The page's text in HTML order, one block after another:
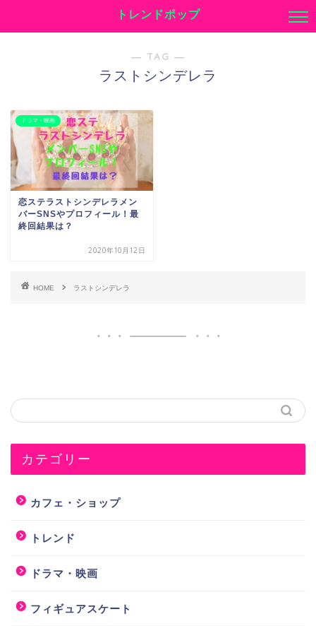
トレンドポップ
― TAG ―
ラストシンデレラ
ドラマ・映画
恋ステラストシンデレラメン
バーSNSやプロフィール！最
終回結果は？
2020年10月12日
HOME ラストシンデレラ
カテゴリー
カフェ・ショップ
トレンド
ドラマ・映画
フィギュアスケート